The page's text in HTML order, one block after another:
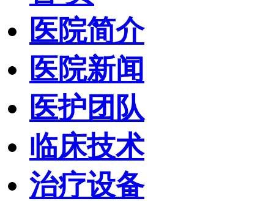
医院简介
医院新闻
医护团队
临床技术
治疗设备